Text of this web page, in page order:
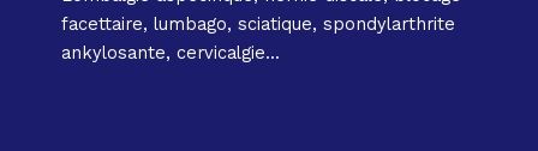
facettaire, lumbago, sciatique, spondylarthrite
ankylosante, cervicalgie...